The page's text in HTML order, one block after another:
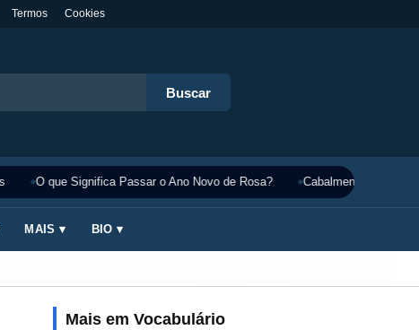
Termos Cookies
Buscar
O que Significa Passar o Ano Novo de Rosa? Cabalmente
MAIS ▾ BIO ▾
Mais em Vocabulário